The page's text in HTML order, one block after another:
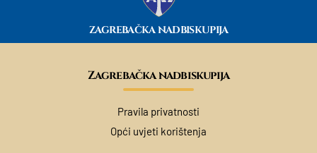
ZAGREBAČKA NADBISKUPIJA
Zagrebačka nadbiskupija
Pravila privatnosti
Opći uvjeti korištenja